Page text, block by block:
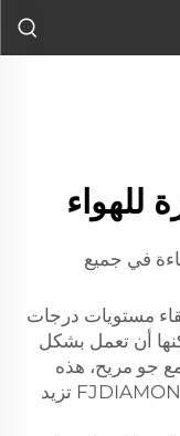
للهواء
في جميع
مستويات درجات
أن تعمل بشكل
مع جو مريح، هذه
من FJDIAMOND تزيد